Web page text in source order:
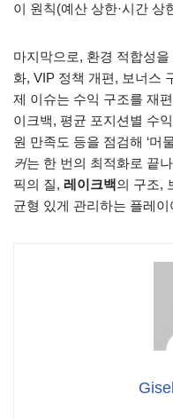
이 원칙(예산 상한·시간 상
마지막으로, 환경 적합성
화, VIP 정책 개편, 보너스
제 이슈는 수익 구조를 재
이크백, 평균 포지션별 수
원 만족도 등을 점검해 ‘머
커는 한 번의 최적화로 끝
픽의 질, 레이크백의 구조,
균형 있게 관리하는 플레